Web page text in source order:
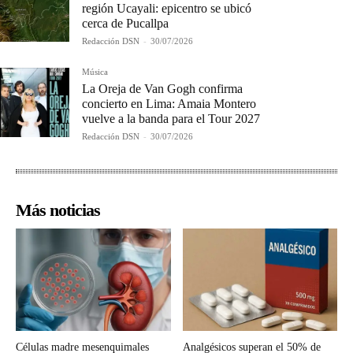
región Ucayali: epicentro se ubicó
cerca de Pucallpa
Redacción DSN - 30/07/2026
Música
La Oreja de Van Gogh confirma
concierto en Lima: Amaia Montero
vuelve a la banda para el Tour 2027
Redacción DSN - 30/07/2026
Más noticias
Células madre mesenquimales Analgésicos superan el 50% de